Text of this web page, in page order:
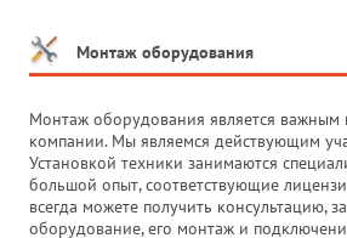
Монтаж оборудования
Монтаж оборудования является
компании. Мы являемся действующим
Установкой техники занимаются
большой опыт, соответствующие
всегда можете получить консультацию,
оборудование, его монтаж и